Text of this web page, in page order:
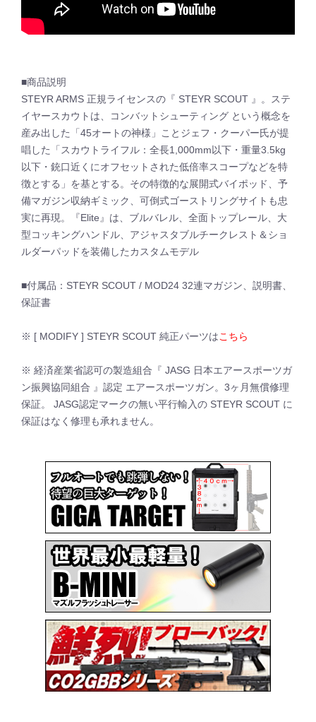
■商品説明
STEYR ARMS 正規ライセンスの『 STEYR SCOUT 』。ステ
イヤースカウトは、コンバットシューティング という概念を
産み出した「45オートの神様」ことジェフ・クーパー氏が提
唱した「スカウトライフル：全長1,000mm以下・重量3.5kg
以下・銃口近くにオフセットされた低倍率スコープなどを特
徴とする」を基とする。その特徴的な展開式バイポッド、予
備マガジン収納ギミック、可倒式ゴーストリングサイトも忠
実に再現。『Elite』は、ブルバレル、全面トップレール、大
型コッキングハンドル、アジャスタブルチークレスト＆ショ
ルダーパッドを装備したカスタムモデル
■付属品：STEYR SCOUT / MOD24 32連マガジン、説明書、
保証書
※ [ MODIFY ] STEYR SCOUT 純正パーツはこちら
※ 経済産業省認可の製造組合『 JASG 日本エアースポーツガ
ン振興協同組合 』認定 エアースポーツガン。3ヶ月無償修理
保証。 JASG認定マークの無い平行輸入の STEYR SCOUT に
保証はなく修理も承れません。